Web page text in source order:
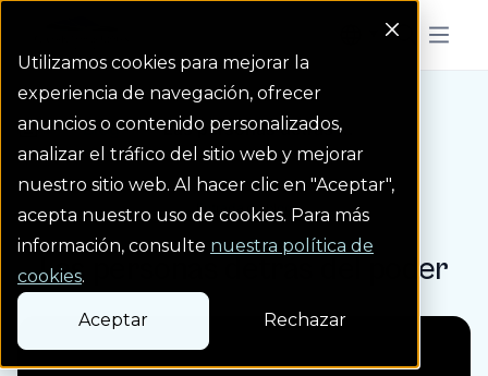
Utilizamos cookies para mejorar la
experiencia de navegación, ofrecer
anuncios o contenido personalizados,
analizar el tráfico del sitio web y mejorar
nuestro sitio web. Al hacer clic en "Aceptar",
acepta nuestro uso de cookies. Para más
información, consulte nuestra política de
cookies.
Aceptar Rechazar
Menu
Homepage Link
Blog Las personas detrás ...
Entrada de blog
Las personas detrás del poder